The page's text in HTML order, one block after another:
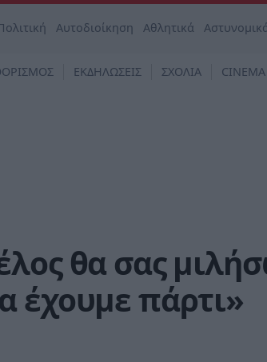
Αυτοδιοίκηση Αθλητικά
ΕΚΔΗΛΩΣΕΙΣ ΣΧΟΛΙΑ CINEMA
θα σας
έχουμε πάρτι»